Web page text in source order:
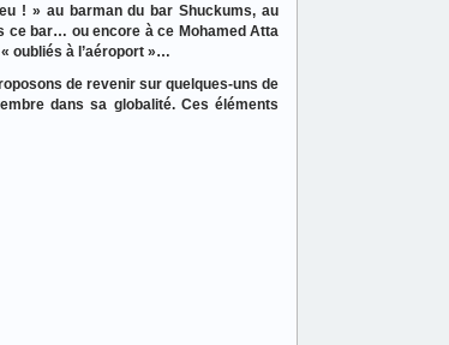
! » au barman du bar Shuckums, au
ce bar… ou encore à ce Mohamed Atta
oubliés à l’aéroport »…
de revenir sur quelques-uns de
dans sa globalité. Ces éléments